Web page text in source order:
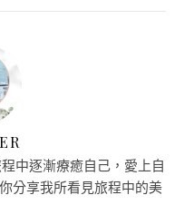
中逐漸療癒自己，愛上自
分享我所看見旅程中的美